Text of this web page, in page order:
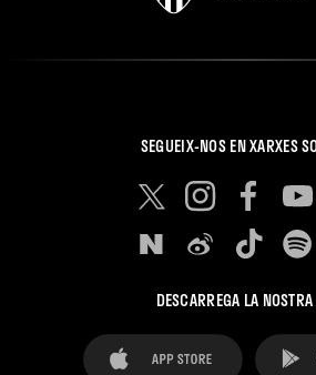
SEGUEIX-NOS EN XARXES
DESCARREGA LA